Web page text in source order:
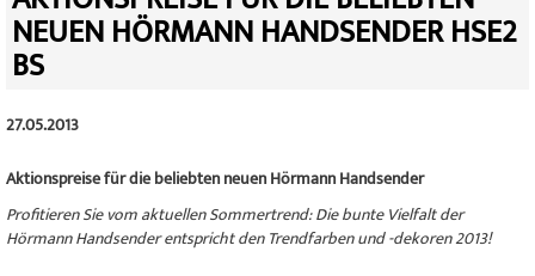
NEUEN HÖRMANN HANDSENDER HSE2
BS
27.05.2013
Aktionspreise für die beliebten neuen Hörmann Handsender
Profitieren Sie vom aktuellen Sommertrend: Die bunte Vielfalt der
Hörmann Handsender entspricht den Trendfarben und -dekoren 2013!